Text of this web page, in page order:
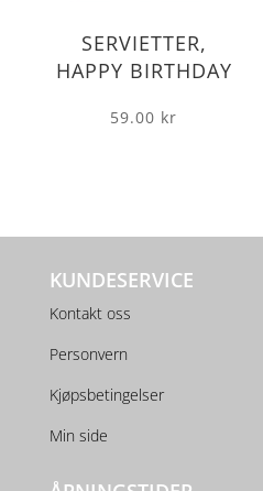
SERVIETTER,
HAPPY BIRTHDAY
59.00 kr
KUNDESERVICE
Kontakt oss
Personvern
Kjøpsbetingelser
Min side